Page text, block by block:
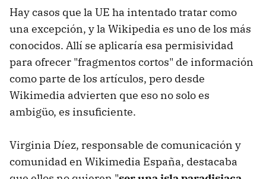
Hay casos que la UE ha intentado tratar como
una excepción, y la Wikipedia es uno de los más
conocidos. Allí se aplicaría esa permisividad
para ofrecer "fragmentos cortos" de información
como parte de los artículos, pero desde
Wikimedia advierten que eso no solo es
ambigüo, es insuficiente.
Virginia Díez, responsable de comunicación y
comunidad en Wikimedia España, destacaba